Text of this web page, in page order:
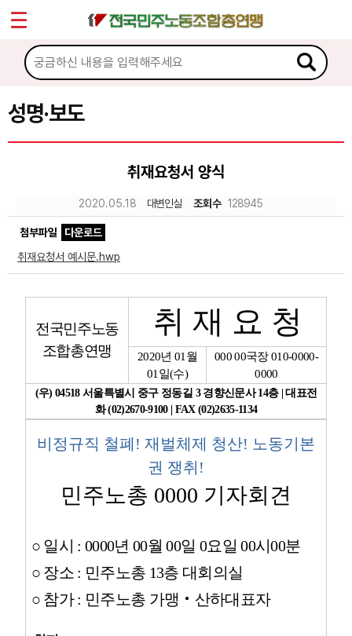
성명·보도
취재요청서 양식
2020.05.18 대변인실 조회수 128945
첨부파일
다운로드
취재요청서 예시문.hwp
전국민주노동
조합총연맹
취 재 요 청
2020년 01 월
01 일(수)
000 00국장010-0000-
0000
(우) 04518서울특별시 중구 정동길 3 경향신문사14층 |대표전
화(02)2670-9100 | FAX (02)2635-1134
비정규직 철폐 ! 재벌체제 청산! 노동기본
권 쟁취 !
민주노총 0000 기자회견
○ 일시 : 0000년00월00일 0요일00시00분
○ 장소 : 민주노총 13층 대회의실
○ 참가: 민주노총 가맹 ‧ 산하대표자
마이페이지
소개
소식
공지사항
노동상담
자료
부설기관
업무
Sketchbook5, 스케치북5
Sketchbook5, 스케치북5